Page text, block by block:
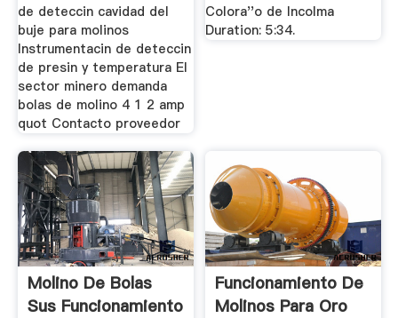
de deteccin cavidad del
buje para molinos
Instrumentacin de deteccin
de presin y temperatura El
sector minero demanda
bolas de molino 4 1 2 amp
quot Contacto proveedor
Colora''o de Incolma
Duration: 5:34.
Molino De Bolas
Sus Funcionamiento
Funcionamiento De
Molinos Para Oro